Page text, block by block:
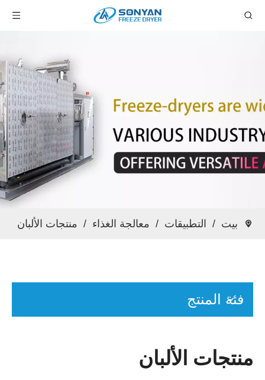
بيت / التطبيقات / معالجة الغذاء / منتجات الألبان
فئة المنتج
منتجات الألبان